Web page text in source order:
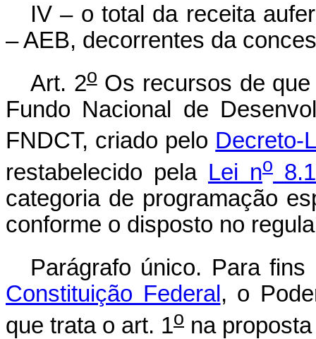
IV – o total da receita
– AEB, decorrentes da
Art. 2oOs recursos de que
Fundo Nacional de
FNDCT, criado pelo Decreto-
restabelecido pela Lei no
categoria de programação
conforme o disposto no
Parágrafo único. Para
Constituição Federal , o
que trata o art. 1o na